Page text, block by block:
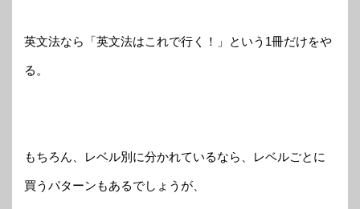
英文法なら「英文法はこれで行く！」という1冊だけをや
る。
もちろん、レベル別に分かれているなら、レベルごとに
買うパターンもあるでしょうが、